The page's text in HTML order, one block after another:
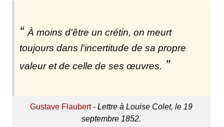
À moins d'être un crétin, on meurt
toujours dans l'incertitude de sa propre
valeur et de celle de ses œuvres.
Gustave Flaubert- Lettre à Louise Colet, le 19
septembre 1852.